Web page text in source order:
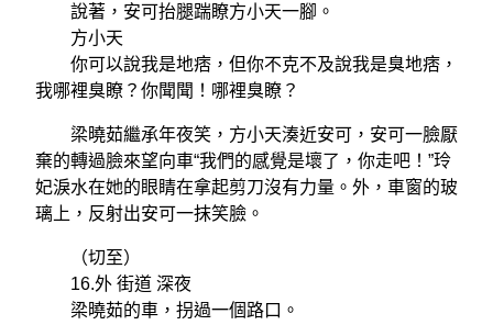
說著，安可抬腿踹瞭方小天一腳。
方小天
你可以說我是地痞，但你不克不及說我是臭地痞，
我哪裡臭瞭？你聞聞！哪裡臭瞭？
梁曉茹繼承年夜笑，方小天湊近安可，安可一臉厭
棄的轉過臉來望向車“我們的感覺是壞了，你走吧！”玲
妃淚水在她的眼睛在拿起剪刀沒有力量。外，車窗的玻
璃上，反射出安可一抹笑臉。
（切至）
16.外 街道 深夜
梁曉茹的車，拐過一個路口。